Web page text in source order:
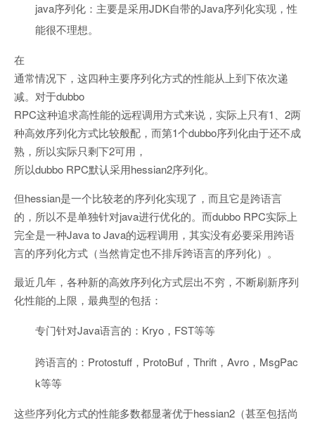
java序列化：主要是采用JDK自带的Java序列化实现，性
能很不理想。
在
通常情况下，这四种主要序列化方式的性能从上到下依次递
减。对于dubbo
RPC这种追求高性能的远程调用方式来说，实际上只有1、2两
种高效序列化方式比较般配，而第1个dubbo序列化由于还不成
熟，所以实际只剩下2可用，
所以dubbo RPC默认采用hessian2序列化。
但hessian是一个比较老的序列化实现了，而且它是跨语言
的，所以不是单独针对java进行优化的。而dubbo RPC实际上
完全是一种Java to Java的远程调用，其实没有必要采用跨语
言的序列化方式（当然肯定也不排斥跨语言的序列化）。
最近几年，各种新的高效序列化方式层出不穷，不断刷新序列
化性能的上限，最典型的包括：
专门针对Java语言的：Kryo，FST等等
跨语言的：Protostuff，ProtoBuf，Thrift，Avro，MsgPac
k等等
这些序列化方式的性能多数都显著优于hessian2（甚至包括尚